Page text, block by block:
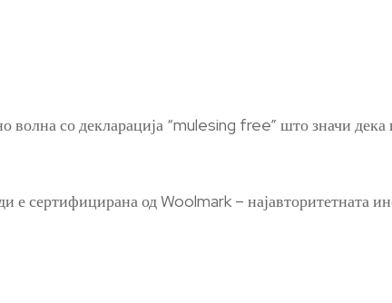
волна со декларација “mulesing free” што значи
е сертифицирана од Woolmark – најавторитетната